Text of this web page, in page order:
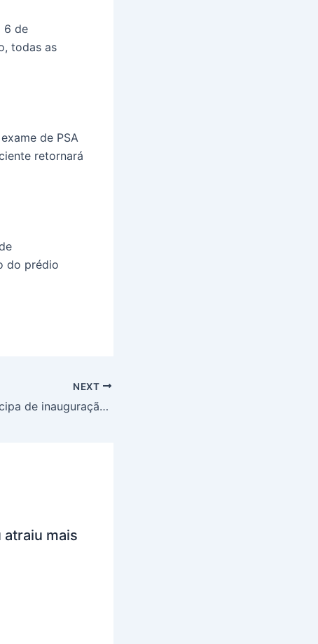
6 de
todas as
de PSA
retornará
do prédio
NEXT
Bira Corôa participa de inauguração do Colégio Estadual em Barra do Pojuca
atraiu mais